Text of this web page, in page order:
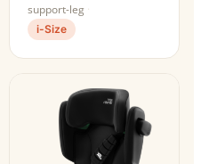
support-leg
i-Size